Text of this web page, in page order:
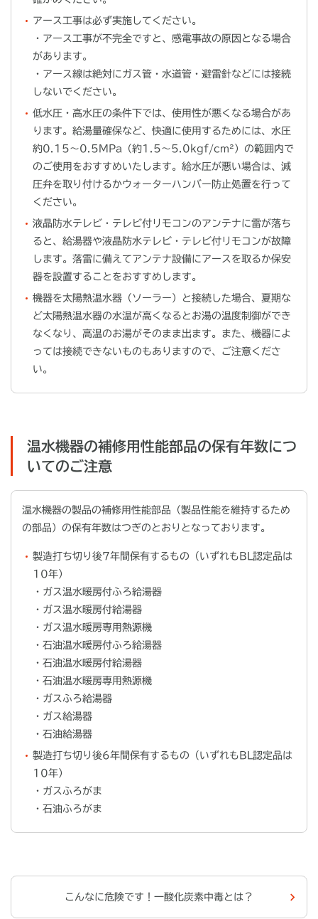
アース工事は必ず実施してください。
・アース工事が不完全ですと、感電事故の原因となる場合
があります。
・アース線は絶対にガス管・水道管・避雷針などには接続
しないでください。
低水圧・高水圧の条件下では、使用性が悪くなる場合があ
ります。給湯量確保など、快適に使用するためには、水圧
約0.15～0.5MPa（約1.5～5.0kgf/cm²）の範囲内で
のご使用をおすすめいたします。給水圧が悪い場合は、減
圧弁を取り付けるかウォーターハンバー防止処置を行って
ください。
液晶防水テレビ・テレビ付リモコンのアンテナに雷が落ち
ると、給湯器や液晶防水テレビ・テレビ付リモコンが故障
します。落雷に備えてアンテナ設備にアースを取るか保安
器を設置することをおすすめします。
機器を太陽熱温水器（ソーラー）と接続した場合、夏期な
ど太陽熱温水器の水温が高くなるとお湯の温度制御ができ
なくなり、高温のお湯がそのまま出ます。また、機器によ
っては接続できないものもありますので、ご注意くださ
い。
温水機器の補修用性能部品の保有年数につ
いてのご注意
温水機器の製品の補修用性能部品（製品性能を維持するため
の部品）の保有年数はつぎのとおりとなっております。
製造打ち切り後7年間保有するもの（いずれもBL認定品は
10年）
・ガス温水暖房付ふろ給湯器
・ガス温水暖房付給湯器
・ガス温水暖房専用熱源機
・石油温水暖房付ふろ給湯器
・石油温水暖房付給湯器
・石油温水暖房専用熱源機
・ガスふろ給湯器
・ガス給湯器
・石油給湯器
製造打ち切り後6年間保有するもの（いずれもBL認定品は
10年）
・ガスふろがま
・石油ふろがま
こんなに危険です！一酸化炭素中毒とは？